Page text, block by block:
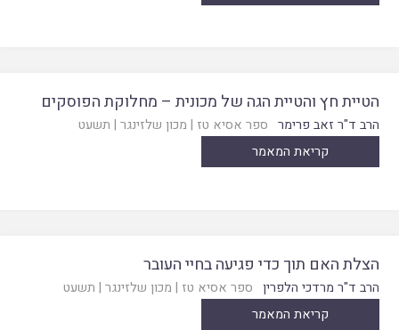
הטיית חץ והטיית הגה של מכונית – מחלוקת הפוסקים
הרב ד"ר זאב פרימר ספר אסיא טז | מכון שלזינגר | תשעט
קריאת המאמר
הצלת האם תוך כדי פגיעה בחיי העובר
הרב ד"ר מרדכי הלפרין ספר אסיא טז | מכון שלזינגר | תשעט
קריאת המאמר